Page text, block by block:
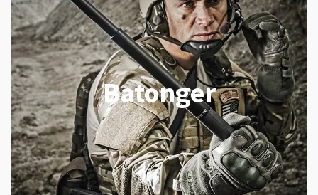
Batonger